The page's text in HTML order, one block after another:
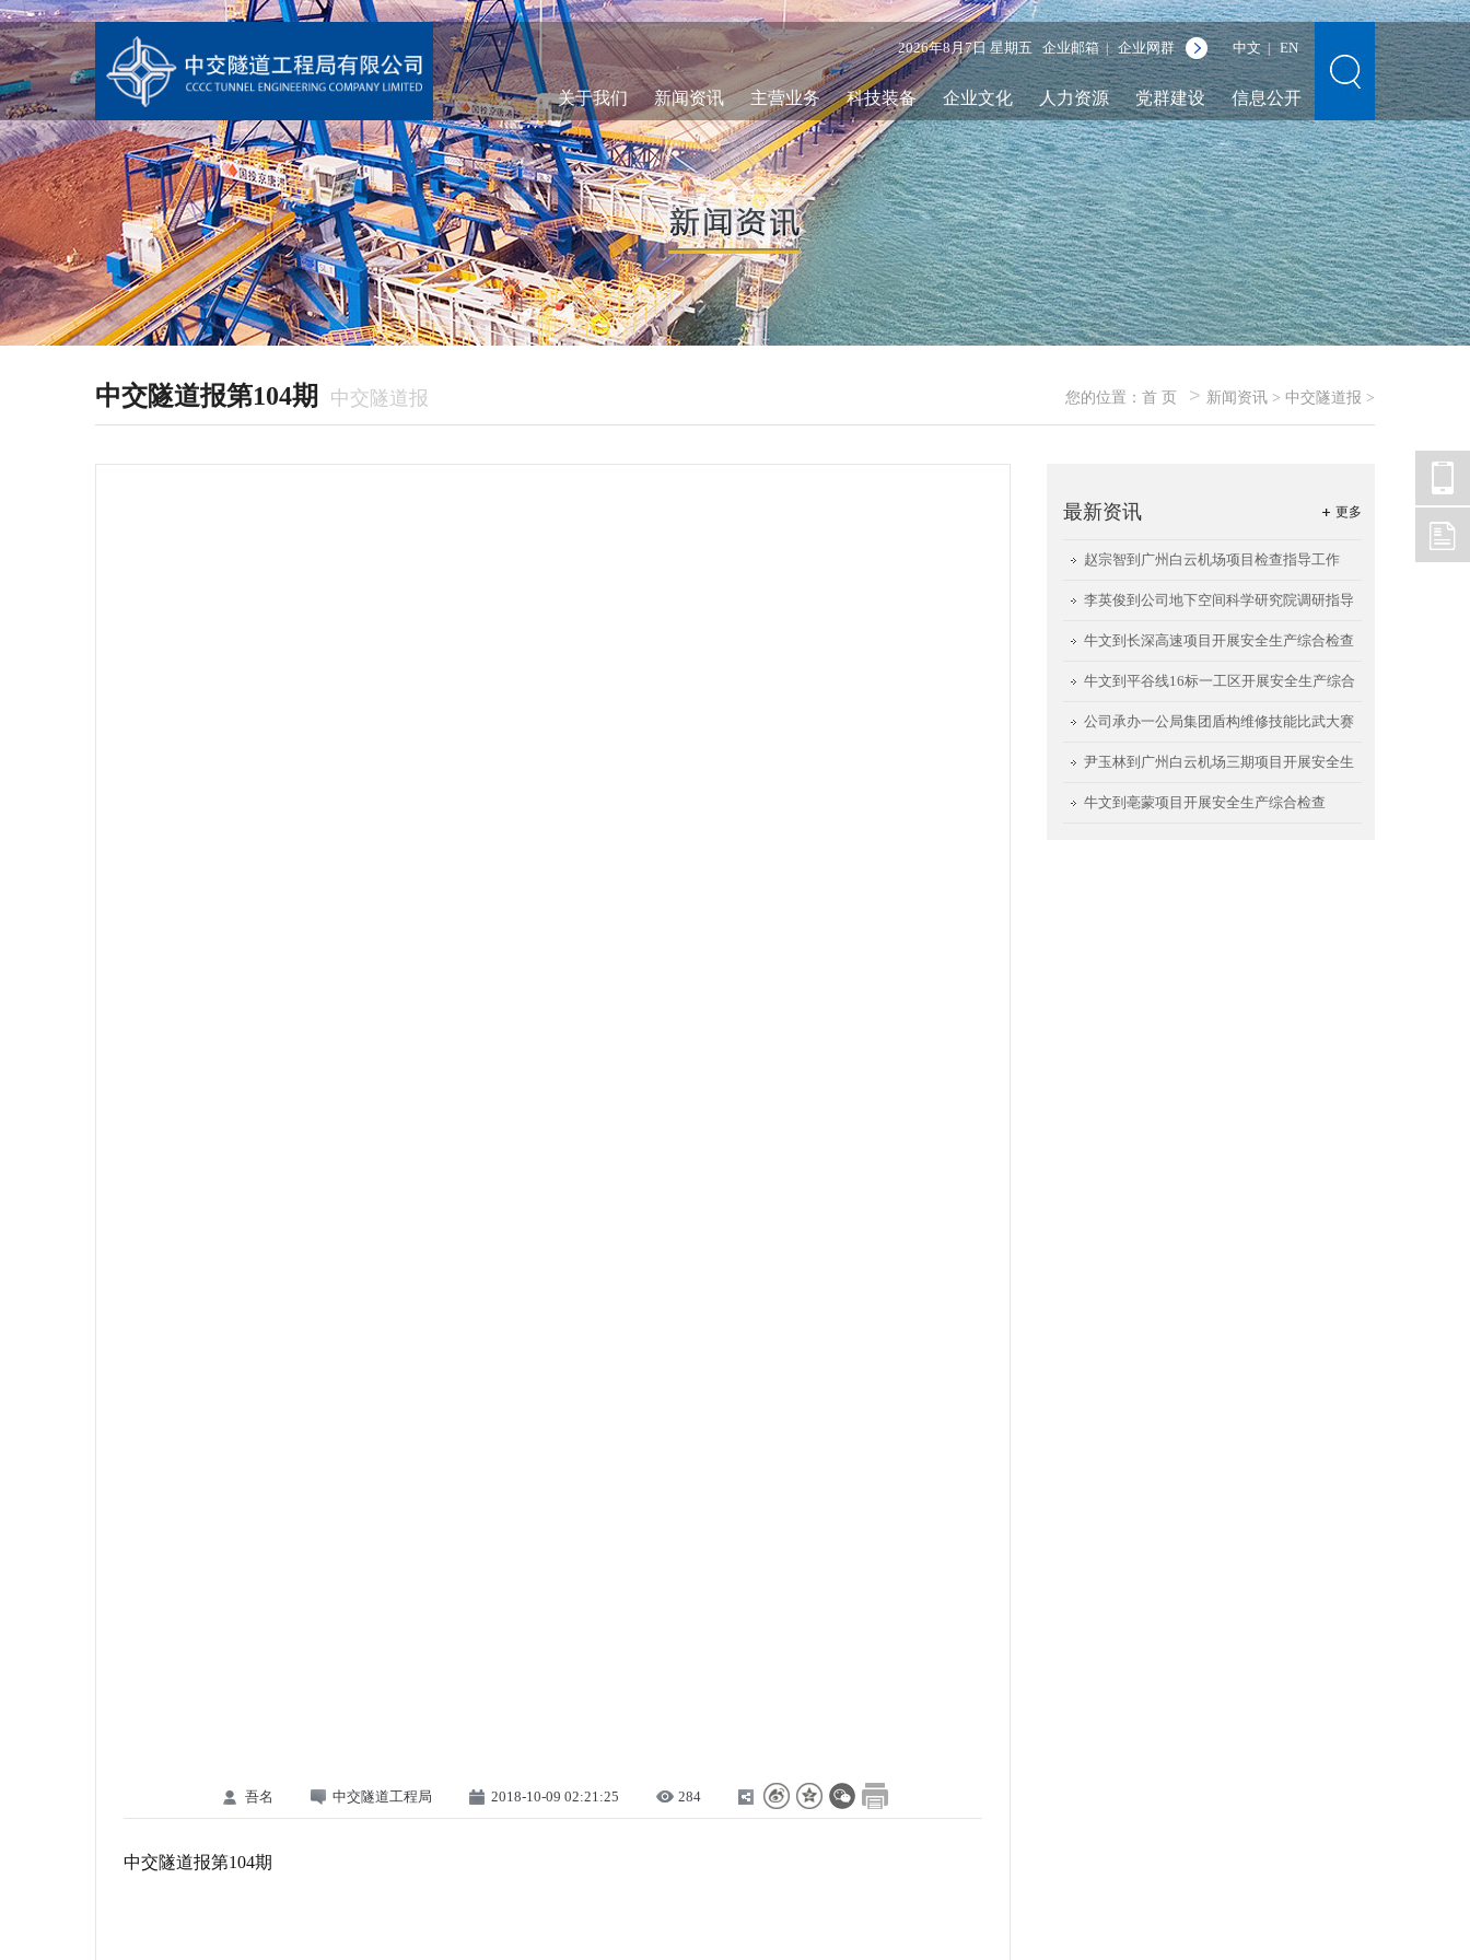
2026年8月7日 星期五企业邮箱 | 企业网群 中文 EN
关于我们 新闻资讯 主营业务 科技装备 企业文化 人力资源 党群建设 信息公开
中交隧道报第104期 中交隧道报 您的位置： 首 页 > 新闻资讯 > 中交隧道报 >
吾名 中交隧道工程局 2018-10-09 02:21:25 284
中交隧道报第104期
更多
最新资讯
赵宗智到广州白云机场项目检查指导工作
李英俊到公司地下空间科学研究院调研指导
工作
牛文到长深高速项目开展安全生产综合检查
牛文到平谷线16标一工区开展安全生产综合
检查
公司承办一公局集团盾构维修技能比武大赛
尹玉林到广州白云机场三期项目开展安全生
产检查
牛文到亳蒙项目开展安全生产综合检查